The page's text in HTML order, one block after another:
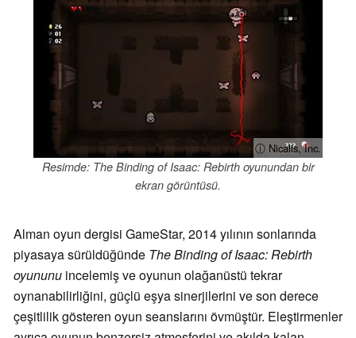
ⓘ Nicalis, Inc.
Resimde: The Binding of Isaac: Rebirth oyunundan bir
ekran görüntüsü.
Alman oyun dergisi GameStar, 2014 yılının sonlarında
piyasaya sürüldüğünde The Binding of Isaac: Rebirth
oyununu incelemiş ve oyunun olağanüstü tekrar
oynanabilirliğini, güçlü eşya sinerjilerini ve son derece
çeşitlilik gösteren oyun seanslarını övmüştür. Eleştirmenler